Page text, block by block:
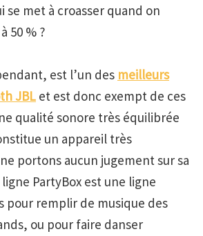
se met à croasser quand on
50 % ?
est l’un des meilleurs
JBL et est donc exempt de ces
qualité sonore très équilibrée
un appareil très
portons aucun jugement sur sa
PartyBox est une ligne
pour remplir de musique des
ou pour faire danser